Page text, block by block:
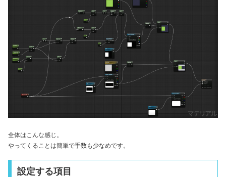
全体はこんな感じ。
やってくることは簡単で手数も少なめです。
設定する項目